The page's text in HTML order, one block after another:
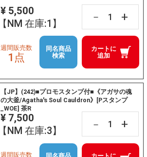
¥ 5,500
【NM 在庫:1】
－ +
カートに
追加
週間販売数
1点
同名商品
検索
【JP】(242)■プロモスタンプ付■《アガサの魂
の大釜/Agatha's Soul Cauldron》[Pスタンプ
_WOE] 茶R
¥ 7,500
【NM 在庫:3】
－ +
週間販売数